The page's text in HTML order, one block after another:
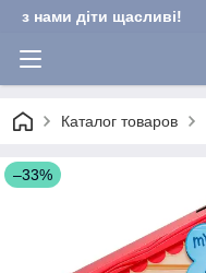
з нами діти щасливі!
Каталог товаров
–33%